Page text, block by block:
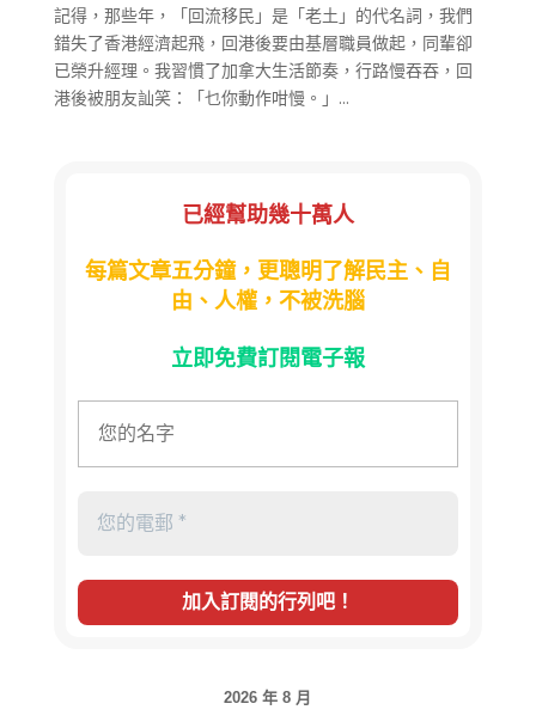
記得，那些年，「回流移民」是「老土」的代名詞，我們
錯失了香港經濟起飛，回港後要由基層職員做起，同輩卻
已榮升經理。我習慣了加拿大生活節奏，行路慢吞吞，回
港後被朋友訕笑：「乜你動作咁慢。」...
已經幫助幾十萬人
每篇文章五分鐘，更聰明了解民主、自
由、人權，不被洗腦
立即免費訂閱電子報
2026 年 8 月